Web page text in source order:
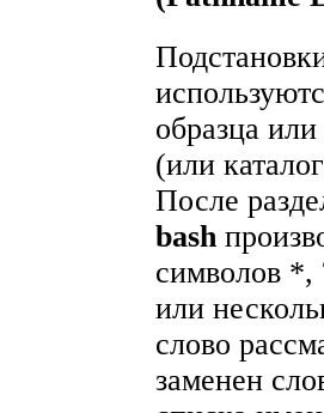
образца
(или
После
bash
символов *,
или
слово
заменен